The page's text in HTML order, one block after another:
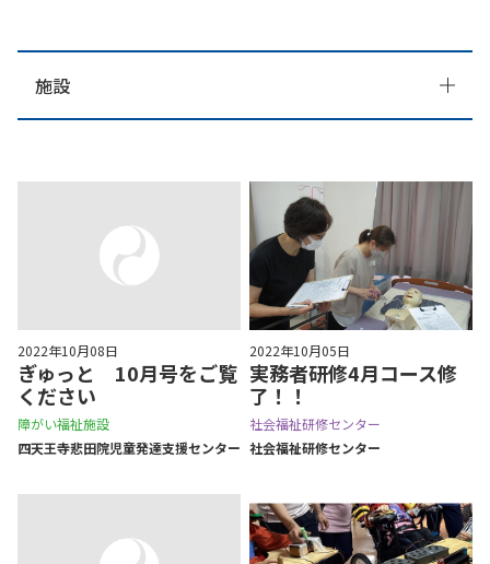
2022年10月08日
ぎゅっと 10月号をご覧
ください
障がい福祉施設
四天王寺悲⽥院児童発達⽀援センター
2022年10月05日
実務者研修4月コース修
了！！
社会福祉研修センター
社会福祉研修センター
施設